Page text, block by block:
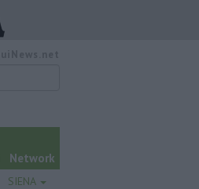
Network
SIENA